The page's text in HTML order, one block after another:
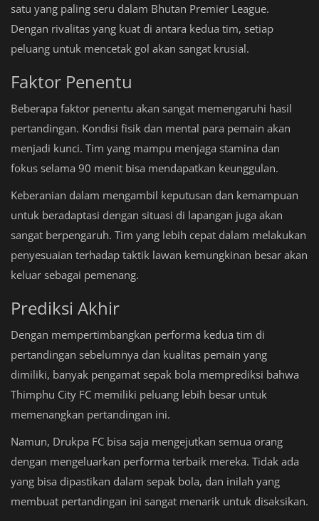
satu yang paling seru dalam Bhutan Premier League.
Dengan rivalitas yang kuat di antara kedua tim, setiap
peluang untuk mencetak gol akan sangat krusial.
Faktor Penentu
Beberapa faktor penentu akan sangat memengaruhi hasil
pertandingan. Kondisi fisik dan mental para pemain akan
menjadi kunci. Tim yang mampu menjaga stamina dan
fokus selama 90 menit bisa mendapatkan keunggulan.
Keberanian dalam mengambil keputusan dan kemampuan
untuk beradaptasi dengan situasi di lapangan juga akan
sangat berpengaruh. Tim yang lebih cepat dalam melakukan
penyesuaian terhadap taktik lawan kemungkinan besar akan
keluar sebagai pemenang.
Prediksi Akhir
Dengan mempertimbangkan performa kedua tim di
pertandingan sebelumnya dan kualitas pemain yang
dimiliki, banyak pengamat sepak bola memprediksi bahwa
Thimphu City FC memiliki peluang lebih besar untuk
memenangkan pertandingan ini.
Namun, Drukpa FC bisa saja mengejutkan semua orang
dengan mengeluarkan performa terbaik mereka. Tidak ada
yang bisa dipastikan dalam sepak bola, dan inilah yang
membuat pertandingan ini sangat menarik untuk disaksikan.